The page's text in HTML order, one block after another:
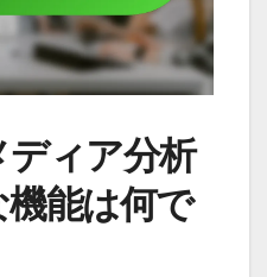
ィア分析
能は何で